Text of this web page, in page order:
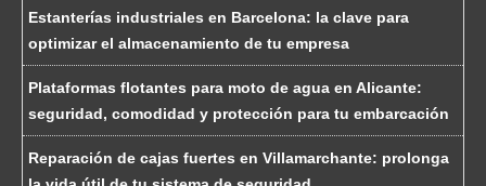
Estanterías industriales en Barcelona: la clave para
optimizar el almacenamiento de tu empresa
Plataformas flotantes para moto de agua en Alicante:
seguridad, comodidad y protección para tu embarcación
Reparación de cajas fuertes en Villamarchante: prolonga